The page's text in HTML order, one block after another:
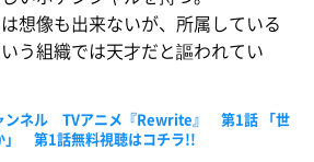
想像も出来ないが、所属している
う組織では天才だと謳われてい
ンネル TVアニメ『Rewrite』 第1話 「世
」 第1話無料視聴はコチラ!!